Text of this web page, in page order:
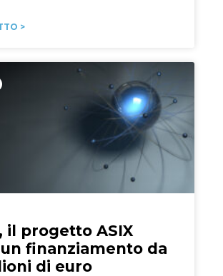
>
il progetto ASIX
finanziamento da
di euro